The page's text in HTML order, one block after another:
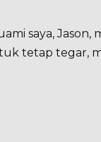
saya,
tetap tegar,